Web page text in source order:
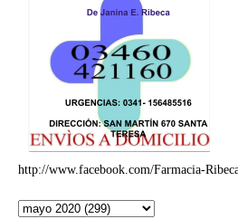
http://www.facebook.com/Farmacia-